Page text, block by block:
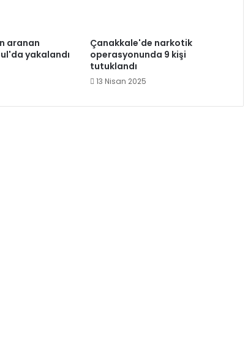
aranan
yakalandı
Çanakkale'de narkotik
operasyonunda 9 kişi
tutuklandı
13 Nisan 2025